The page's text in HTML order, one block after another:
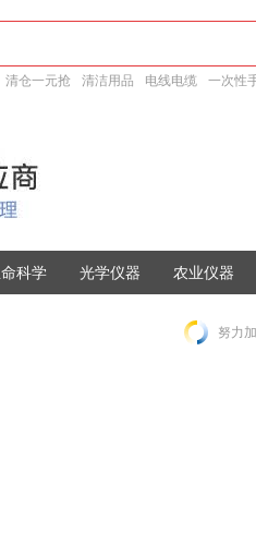
清仓一元抢 清洁用品 电线电缆 一次性
科学 光学仪器 农业仪器
努力